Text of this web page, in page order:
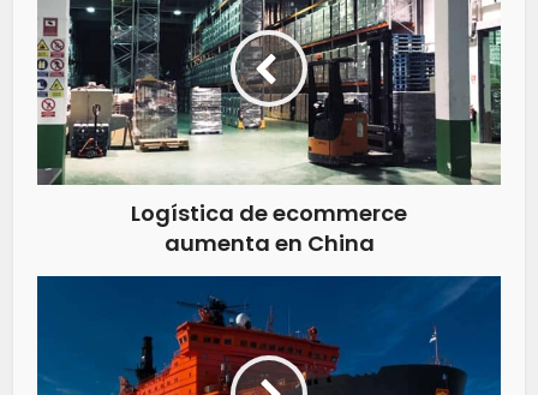
Logística de ecommerce
aumenta en China